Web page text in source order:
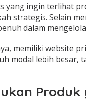
yang ingin terlihat
strategis. Selain
dalam
memiliki website
modal lebih besar,